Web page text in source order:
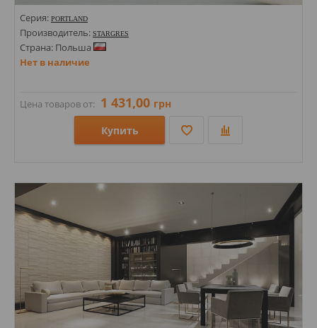
Серия: PORTLAND
Производитель: STARGRES
Страна: Польша
Нет в наличие
Цена товаров от: 1 431,00 грн
Купить
Стили: Под бетон;